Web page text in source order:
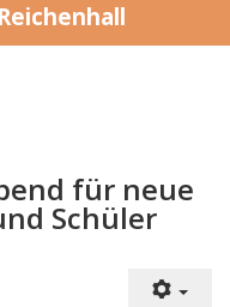
für neue
Schüler